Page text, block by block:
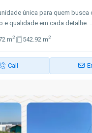
única para quem busca
e qualidade em cada detalhe.
m2 542.92 m2
Call